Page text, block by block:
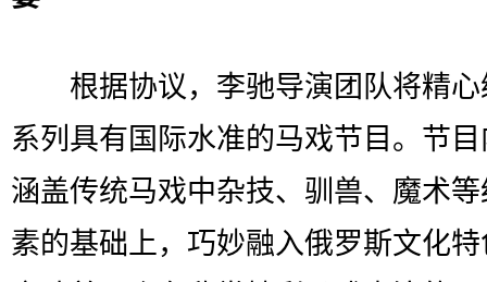
根据协议，李驰导演团队将精心
系列具有国际水准的马戏节目。节
涵盖传统马戏中杂技、驯兽、魔术
素的基础上，巧妙融入俄罗斯文化